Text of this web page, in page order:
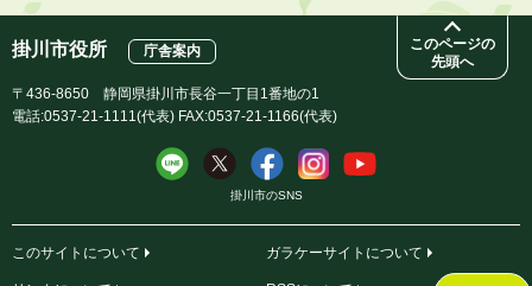
このページの
先頭へ
掛川市役所 庁舎案内
〒436-8650 静岡県掛川市長谷一丁目1番地の1
電話:0537-21-1111(代表) FAX:0537-21-1166(代表)
掛川市のSNS
このサイトについて ガラケーサイトについて